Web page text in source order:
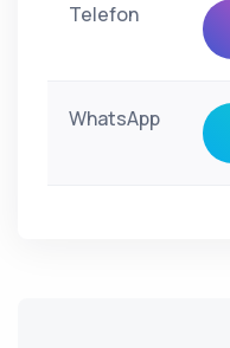
Telefon
WhatsApp